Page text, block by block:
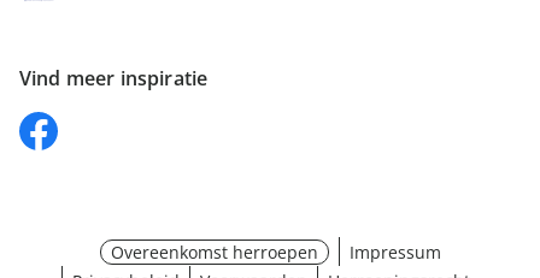
Vind meer inspiratie
Overeenkomst herroepen
Impressum